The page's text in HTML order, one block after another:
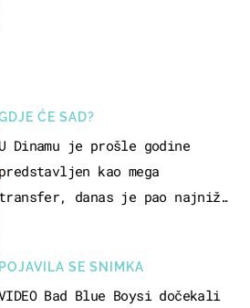
ĆE SAD?
U Dinamu je prošle godine
predstavljen kao mega
transfer, danas je pao najniže
POJAVILA SE SNIMKA
Bad Blue Boysi dočekali